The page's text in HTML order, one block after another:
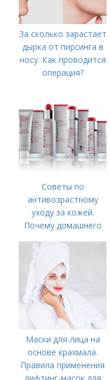
За сколько зарастает
дырка от пирсинга в
носу. Как проводится
операция?
Советы по
антивозрастному
уходу за кожей.
Почему домашнего
Маски для лица на
основе крахмала.
Правила применения